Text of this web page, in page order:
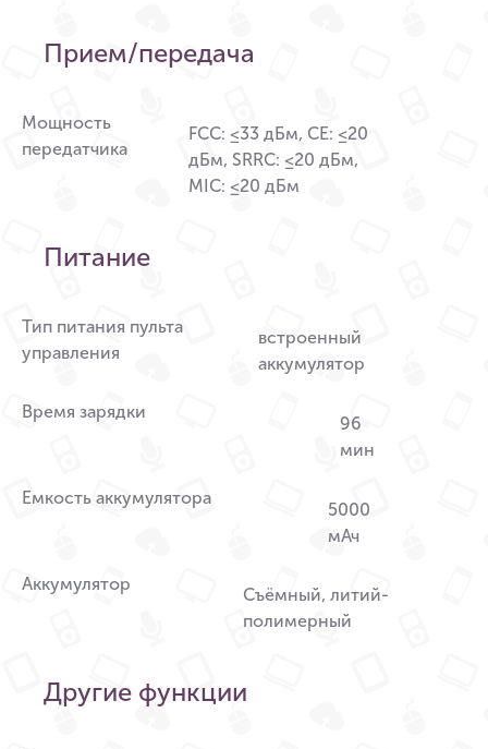
Прием/передача
Мощность
передатчика
FCC: ≤33 дБм, CE: ≤20
дБм, SRRC: ≤20 дБм,
MIC: ≤20 дБм
Питание
Тип питания пульта
управления
встроенный
аккумулятор
Время зарядки
96
мин
Емкость аккумулятора
5000
мАч
Аккумулятор
Съёмный, литий-
полимерный
Другие функции